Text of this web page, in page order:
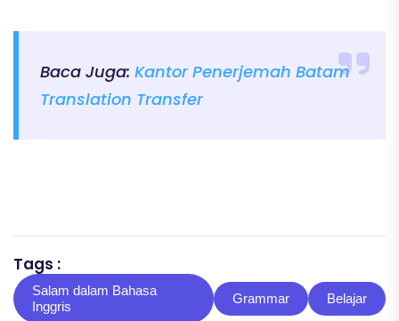
Baca Juga: Kantor Penerjemah Batam
Translation Transfer
Tags :
Salam dalam Bahasa
Inggris
Grammar Belajar